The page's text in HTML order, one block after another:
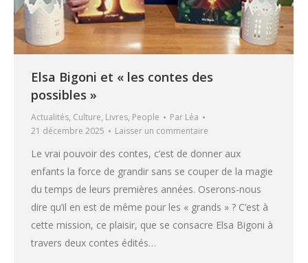
Elsa Bigoni et « les contes des
possibles »
Actualités, Culture, Livres, People Par Léa
21 décembre 2025
Laisser un commentaire
Le vrai pouvoir des contes, c’est de donner aux
enfants la force de grandir sans se couper de la magie
du temps de leurs premières années. Oserons-nous
dire qu’il en est de même pour les « grands » ? C’est à
cette mission, ce plaisir, que se consacre Elsa Bigoni à
travers deux contes édités…